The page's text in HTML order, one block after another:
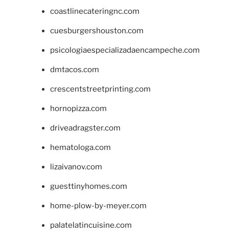
coastlinecateringnc.com
cuesburgershouston.com
psicologiaespecializadaencampeche.com
dmtacos.com
crescentstreetprinting.com
hornopizza.com
driveadragster.com
hematologa.com
lizaivanov.com
guesttinyhomes.com
home-plow-by-meyer.com
palatelatincuisine.com